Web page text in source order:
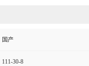
国产
111-30-8